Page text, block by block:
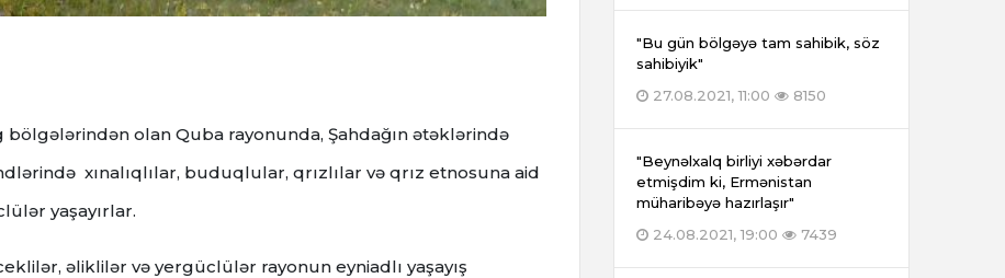
olan Quba rayonunda, Şahdağın ətəklərində
xınalıqlılar, buduqlular, qrızlılar və qrız etnosuna aid
yaşayırlar.
əliklilər və yergüclülər rayonun eyniadlı yaşayış
"Bu gün bölgəyə tam sahibik, söz
sahibiyik"
27.08.2021, 11:00
8150
"Beynəlxalq birliyi xəbərdar
etmişdim ki, Ermənistan
müharibəyə hazırlaşır"
24.08.2021, 19:00
7439